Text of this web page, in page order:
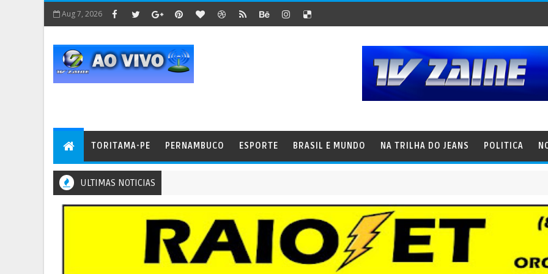
Aug 7, 2026
TORITAMA-PE PERNAMBUCO ESPORTE BRASIL E MUNDO NA TRILHA DO JEANS POLITICA
ULTIMAS NOTICIAS